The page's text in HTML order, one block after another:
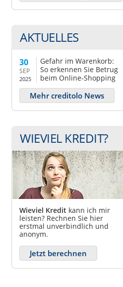
AKTUELLES
30
SEP
2025
Gefahr im Warenkorb:
So erkennen Sie Betrug
beim Online-Shopping
Mehr creditolo News
WIEVIEL KREDIT?
Wieviel Kredit kann ich mir
leisten? Rechnen Sie hier
erstmal unverbindlich und
anonym.
Jetzt berechnen